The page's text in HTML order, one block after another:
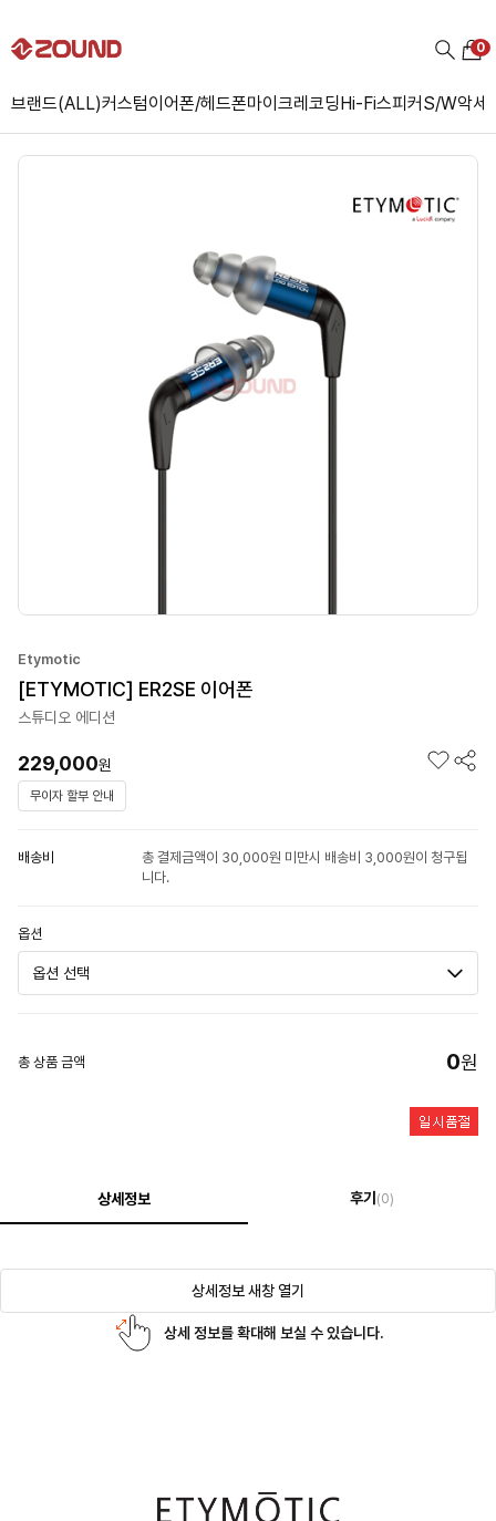
브랜드(ALL)커스텀이어폰/헤드폰마이크레코딩Hi-Fi스피커S/W악세
0
Etymotic
[ETYMOTIC] ER2SE 이어폰
스튜디오 에디션
229,000원
무이자 할부 안내
배송비
총 결제금액이 30,000원 미만시 배송비 3,000원이 청구됩
니다.
옵션
총 상품 금액 0원
상세정보 후기 (0)
상세정보 새창 열기
상세 정보를 확대해 보실 수 있습니다.